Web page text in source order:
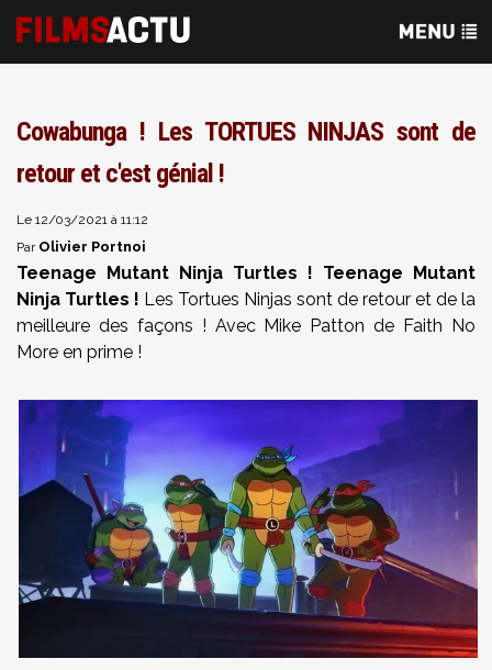
Cowabunga ! Les TORTUES NINJAS sont de
retour et c'est génial !
Le 12/03/2021 à 11:12
Par Olivier Portnoi
Teenage Mutant Ninja Turtles ! Teenage Mutant
Ninja Turtles ! Les Tortues Ninjas sont de retour et de la
meilleure des façons ! Avec Mike Patton de Faith No
More en prime !